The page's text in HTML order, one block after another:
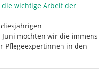
wichtige Arbeit der
möchten wir die immens
Pflegeexpertinnen in den